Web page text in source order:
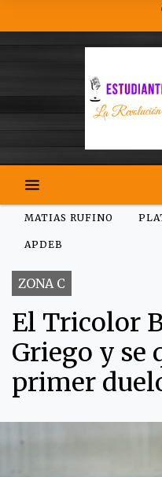
MATIAS RUFINO
APDEB
ZONA C
El Tricolor
Griego y se
primer